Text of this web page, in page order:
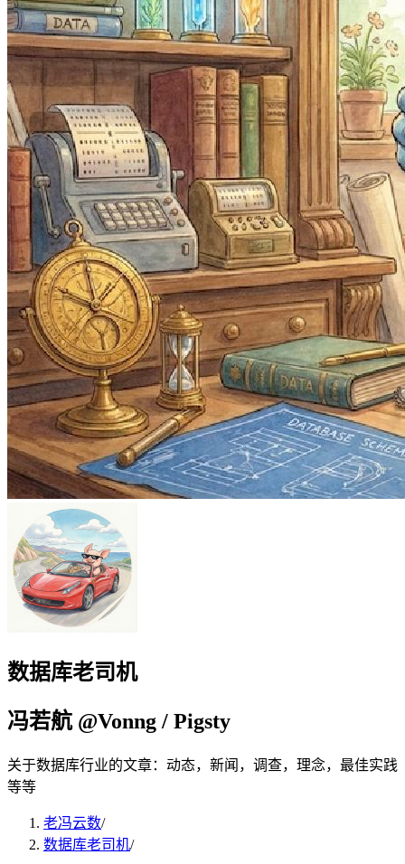
数据库老司机
冯若航 @Vonng / Pigsty
关于数据库行业的文章：动态，新闻，调查，理念，最佳实践
等等
老冯云数/
数据库老司机/